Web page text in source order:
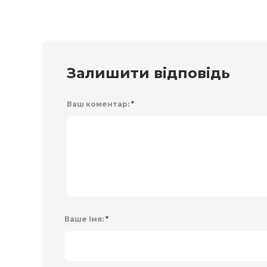
Залишити відповідь
Ваш коментар: *
Ваше Імя: *